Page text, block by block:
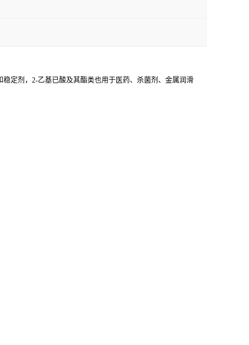
定剂，2-乙基已酸及其酯类也用于医药、杀菌剂、金属润滑